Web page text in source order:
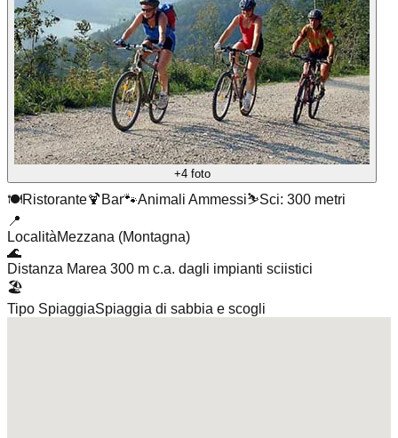
+4 foto
🍽️Ristorante🍹 Bar🐾Animali Ammessi⛷️Sci: 300 metri
📍
LocalitàMezzana (Montagna)
🌊
Distanza Marea 300 m c.a. dagli impianti sciistici
🏖️
Tipo SpiaggiaSpiaggia di sabbia e scogli